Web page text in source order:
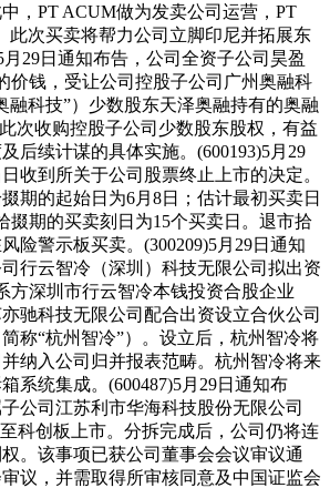
，PT ACUM做为发卖公司运营，PT
此次买卖将帮力公司立脚印尼并拓展东
月29日通知布告，公司全资子公司昊盈
价钱，受让公司控股子公司广州奥融科
融科技”）少数股东天泽奥融持有的奥融
次收购控股子公司少数股东股权，有益
后续计谋的具体实施。(600193)5月29
收到所关于公司股票终止上市的决定。
期的起始日为6月8日；估计最初买卖日
掇期的买卖刻日为15个买卖日。退市拾
险警示板买卖。(300209)5月29日通知
行云智冷（深圳）科技无限公司拟出资
方深圳市行云智冷本钱投资合股企业
亦驰科技无限公司配合出资设立合伙公司
称“杭州智冷”）。设立后，杭州智冷将
纳入公司归并报表范畴。杭州智冷将来
系统集成。(600487)5月29日通知布
公司江苏利市华海科技股份无限公司
至科创板上市。分拆完成后，公司仍将连
。该事项已获公司董事会会议审议通
议，并需取得所审核同意及中国证监会